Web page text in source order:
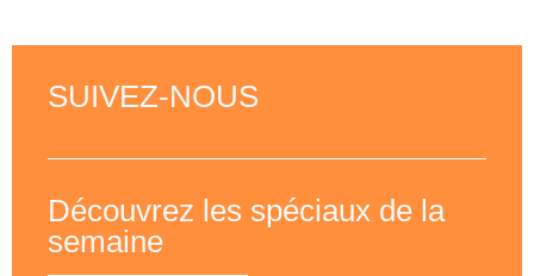
SUIVEZ-NOUS
Découvrez les spéciaux de la
semaine